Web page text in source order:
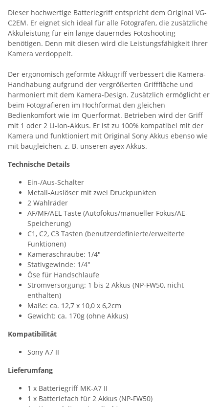
Dieser hochwertige Batteriegriff entspricht dem Original VG-
C2EM. Er eignet sich ideal für alle Fotografen, die zusätzliche
Akkuleistung für ein lange dauerndes Fotoshooting
benötigen. Denn mit diesen wird die Leistungsfähigkeit Ihrer
Kamera verdoppelt.
Der ergonomisch geformte Akkugriff verbessert die Kamera-
Handhabung aufgrund der vergrößerten Grifffläche und
harmoniert mit dem Kamera-Design. Zusätzlich ermöglicht er
beim Fotografieren im Hochformat den gleichen
Bedienkomfort wie im Querformat. Betrieben wird der Griff
mit 1 oder 2 Li-Ion-Akkus. Er ist zu 100% kompatibel mit der
Kamera und funktioniert mit Original Sony Akkus ebenso wie
mit baugleichen, z. B. unseren ayex Akkus.
Technische Details
Ein-/Aus-Schalter
Metall-Auslöser mit zwei Druckpunkten
2 Wahlräder
AF/MF/AEL Taste (Autofokus/manueller Fokus/AE-
Speicherung)
C1, C2, C3 Tasten (benutzerdefinierte/erweiterte
Funktionen)
Kameraschraube: 1/4"
Stativgewinde: 1/4"
Öse für Handschlaufe
Stromversorgung: 1 bis 2 Akkus (NP-FW50, nicht
enthalten)
Maße: ca. 12,7 x 10,0 x 6,2cm
Gewicht: ca. 170g (ohne Akkus)
Kompatibilität
Sony A7 II
Lieferumfang
1 x Batteriegriff MK-A7 II
1 x Batteriefach für 2 Akkus (NP-FW50)